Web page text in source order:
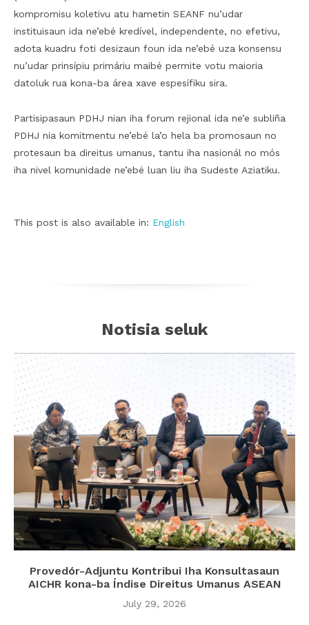
kompromisu koletivu atu hametin SEANF nu’udar
instituisaun ida ne’ebé kredível, independente, no efetivu,
adota kuadru foti desizaun foun ida ne’ebé uza konsensu
nu’udar prinsípiu primáriu maibé permite votu maioria
datoluk rua kona-ba área xave espesífiku sira.
Partisipasaun PDHJ nian iha forum rejional ida ne’e subliña
PDHJ nia komitmentu ne’ebé la’o hela ba promosaun no
protesaun ba direitus umanus, tantu iha nasionál no mós
iha nivel komunidade ne’ebé luan liu iha Sudeste Aziatiku.
This post is also available in: English
Notisia seluk
Provedór-Adjuntu Kontribui Iha Konsultasaun
AICHR kona-ba Índise Direitus Umanus ASEAN
July 29, 2026